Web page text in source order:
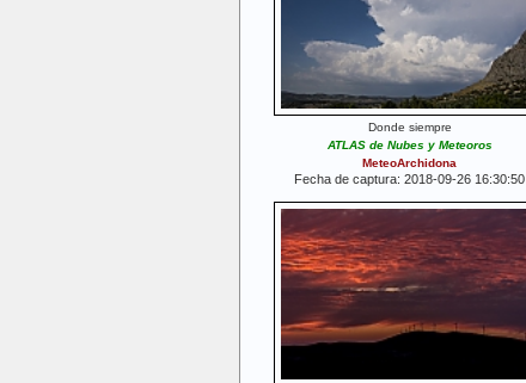
Donde siempre
ATLAS de Nubes y Meteoros
MeteoArchidona
Fecha de captura: 2018-09-26 16:30:50